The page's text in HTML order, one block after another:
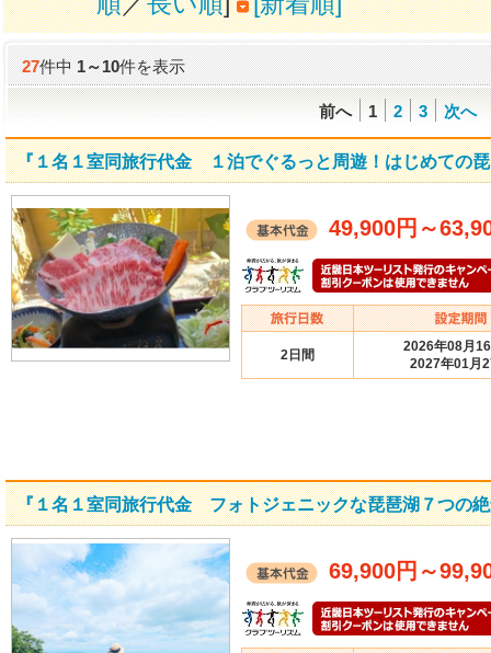
27件中1～10件を表示
前へ 1 2 3 次へ
『１名１室同旅行代金 １泊でぐるっと周遊！はじめての
49,900円 ～
2日間
2026年08月
2027年01月
『１名１室同旅行代金 フォトジェニックな琵琶湖７つの
69,900円 ～